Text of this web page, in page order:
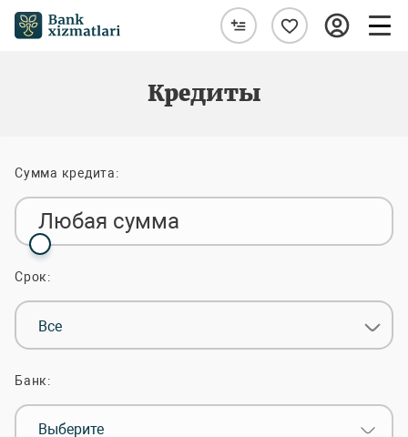
Кредиты
Сумма кредита:
Любая сумма
Срок:
Все
Банк:
Выберите